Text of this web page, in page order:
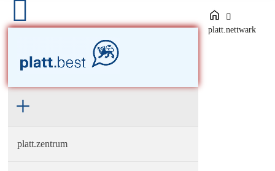
platt.zentrum
platt.nettwark